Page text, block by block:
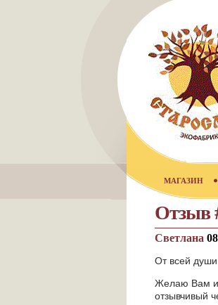
МАГАЗИН
Отзыв
Светлана
От всей
Желаю Вам и
отзывчивый